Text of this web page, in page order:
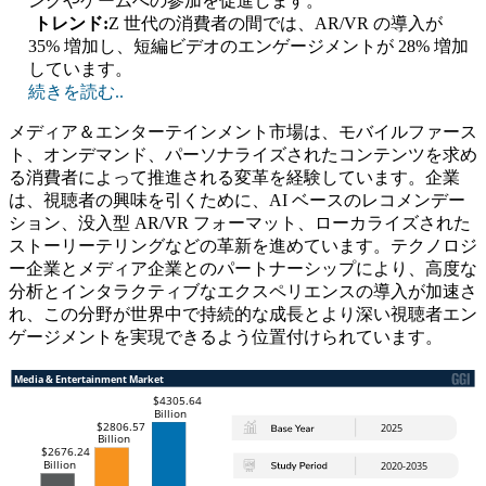
トレンド:Z 世代の消費者の間では、AR/VR の導入が
35% 増加し、短編ビデオのエンゲージメントが 28% 増加
しています。
続きを読む..
メディア＆エンターテインメント市場は、モバイルファース
ト、オンデマンド、パーソナライズされたコンテンツを求め
る消費者によって推進される変革を経験しています。企業
は、視聴者の興味を引くために、AI ベースのレコメンデー
ション、没入型 AR/VR フォーマット、ローカライズされた
ストーリーテリングなどの革新を進めています。テクノロジ
ー企業とメディア企業とのパートナーシップにより、高度な
分析とインタラクティブなエクスペリエンスの導入が加速さ
れ、この分野が世界中で持続的な成長とより深い視聴者エン
ゲージメントを実現できるよう位置付けられています。